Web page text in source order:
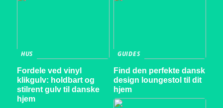
HUS
Fordele ved vinyl
klikgulv: holdbart og
stilrent gulv til danske
hjem
GUIDES
Find den perfekte dansk
design loungestol til dit
hjem